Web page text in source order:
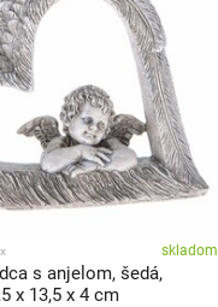
skladom
s anjelom, šedá,
x 13,5 x 4 cm